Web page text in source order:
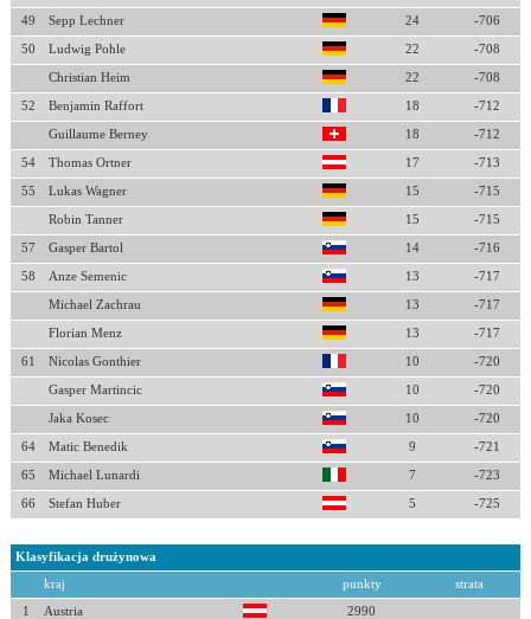
49 Sepp Lechner 24 -706
50 Ludwig Pohle 22 -708
Christian Heim 22 -708
52 Benjamin Raffort 18 -712
Guillaume Berney 18 -712
54 Thomas Ortner 17 -713
55 Lukas Wagner 15 -715
Robin Tanner 15 -715
57 Gasper Bartol 14 -716
58 Anze Semenic 13 -717
Michael Zachrau 13 -717
Florian Menz 13 -717
61 Nicolas Gonthier 10 -720
Gasper Martincic 10 -720
Jaka Kosec 10 -720
64 Matic Benedik 9 -721
65 Michael Lunardi 7 -723
66 Stefan Huber 5 -725
Klasyfikacja drużynowa
kraj punkty strata
1 Austria 2990